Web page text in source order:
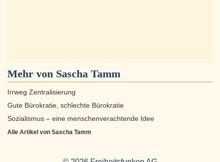
Mehr von Sascha Tamm
Irrweg Zentralisierung
Gute Bürokratie, schlechte Bürokratie
Sozialismus – eine menschenverachtende Idee
Alle Artikel von Sascha Tamm